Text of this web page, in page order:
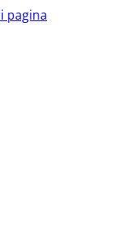
pagina